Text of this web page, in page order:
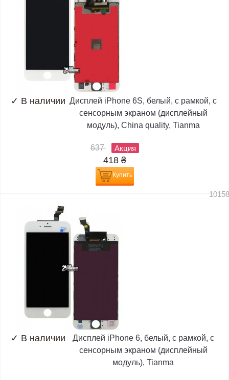
✓ В наличии Дисплей iPhone 6S, белый, с рамкой, с
сенсорным экраном (дисплейный
модуль), China quality, Tianma
637 Акция
418 ₴
Купить
✓ В наличии
Дисплей iPhone 6, белый, с рамкой, с
сенсорным экраном (дисплейный
модуль), Tianma